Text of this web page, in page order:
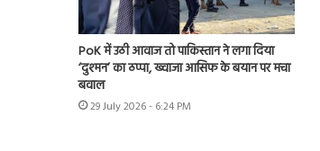
PoK में उठी आवाज तो पाकिस्तान ने लगा दिया
‘दुश्मन’ का ठप्पा, ख्वाजा आसिफ के बयान पर मचा
बवाल
29 July 2026 - 6:24 PM